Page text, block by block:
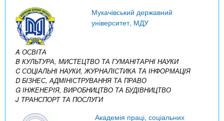
Мукачівський державний
університет, МДУ
A ОСВІТА
B КУЛЬТУРА, МИСТЕЦТВО ТА ГУМАНІТАРНІ НАУКИ
C СОЦІАЛЬНІ НАУКИ, ЖУРНАЛІСТИКА ТА ІНФОРМАЦІЯ
D БІЗНЕС, АДМІНІСТРУВАННЯ ТА ПРАВО
G ІНЖЕНЕРІЯ, ВИРОБНИЦТВО ТА БУДІВНИЦТВО
J ТРАНСПОРТ ТА ПОСЛУГИ
Академія праці, соціальних